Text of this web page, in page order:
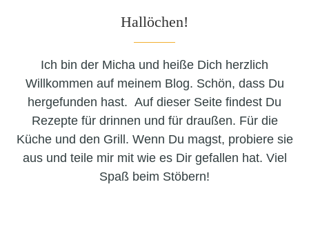
Hallöchen!
Ich bin der Micha und heiße Dich herzlich
Willkommen auf meinem Blog. Schön, dass Du
hergefunden hast. Auf dieser Seite findest Du
Rezepte für drinnen und für draußen. Für die
Küche und den Grill. Wenn Du magst, probiere sie
aus und teile mir mit wie es Dir gefallen hat. Viel
Spaß beim Stöbern!